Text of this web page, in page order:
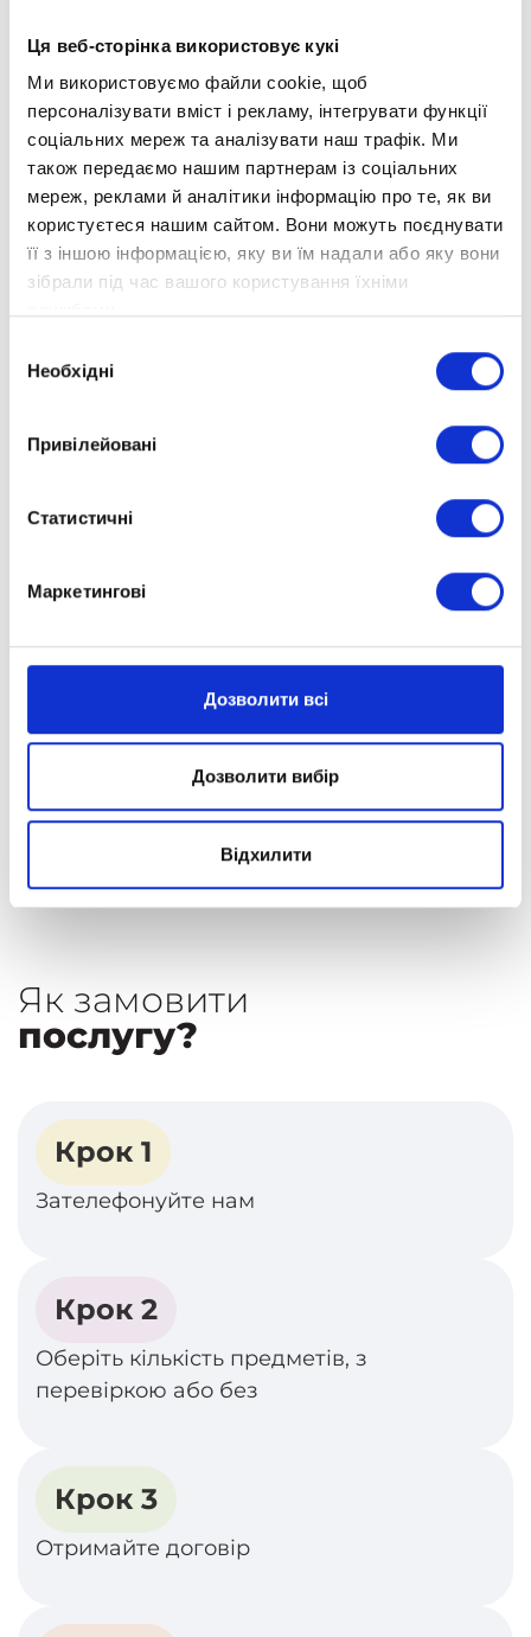
Ця веб-сторінка використовує кукі
Ми використовуємо файли cookie, щоб
персоналізувати вміст і рекламу, інтегрувати функції
соціальних мереж та аналізувати наш трафік. Ми
також передаємо нашим партнерам із соціальних
мереж, реклами й аналітики інформацію про те, як ви
користуєтеся нашим сайтом. Вони можуть поєднувати
її з іншою інформацією, яку ви їм надали або яку вони
зібрали під час вашого користування їхніми
згоди
Необхідні
Привілейовані
Статистичні
Маркетингові
Дозволити всі
Дозволити вибір
Відхилити
можливість для дитини вчитися за
навчальними матеріалами «Оптіми», не
забираючи документів з очної школи.
02.
Для навчання необхідно мати лише
комп’ютер або планшет і доступ до
03.
Слухачі отримують доступ до тих самих
перевірки від учителів.
04.
офіційно навчається. За запитом
«Оптіма» може надати довідку про
Як замовити
послугу?
Крок 1
Зателефонуйте нам
Крок 2
Оберіть кількість предметів, з
перевіркою або без
Крок 3
Отримайте договір